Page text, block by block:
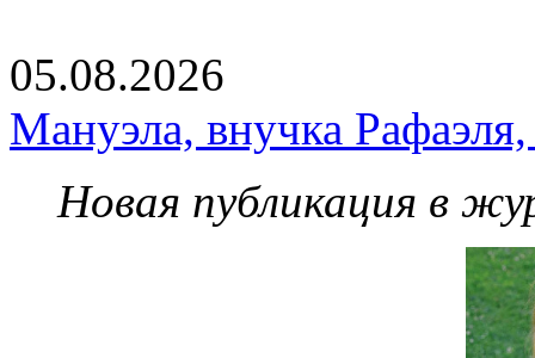
05.08.2026
Мануэла, внучка
Новая публикация в